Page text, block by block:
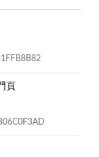
頁